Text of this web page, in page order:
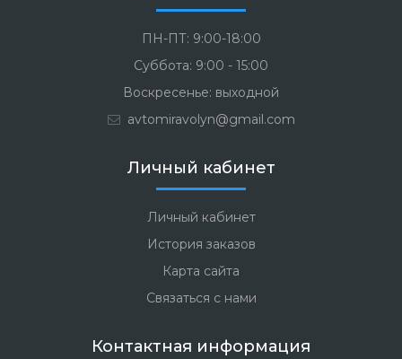
ПН-ПТ: 9:00-18:00
Суббота: 9:00 - 15:00
Воскресенье: выходной
avtomiravolyn@gmail.com
Личный кабинет
Личный кабинет
История заказов
Карта сайта
Связаться с нами
Контактная информация